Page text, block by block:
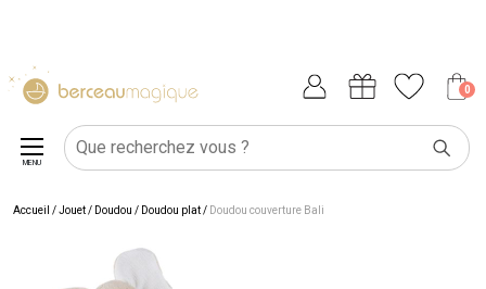
0
MENU
Accueil /Jouet/ Doudou / Doudou plat/ Doudou couverture Bali